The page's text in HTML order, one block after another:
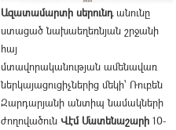
Ազատամարտի սերունդանունը
ստացած նախաեղեռնյան շրջանի
հայ
մտավորականության ամենավառ
ներկայացուցիչներից մեկի՝ Ռուբեն
Զարդարյանի անտիպ նամակների
ժողովածուն Վէմ Մատենաշարի 10-